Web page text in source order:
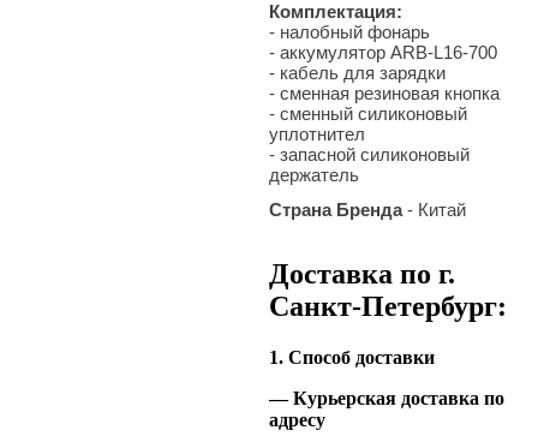
Комплектация:
- налобный фонарь
- аккумулятор ARB-L16-700
- кабель для зарядки
- сменная резиновая кнопка
- сменный силиконовый
уплотнител
- запасной силиконовый
держатель
Страна Бренда- Китай
Доставка по г.
Санкт-Петербург:
1. Способ доставки
— Курьерская доставка по
адресу